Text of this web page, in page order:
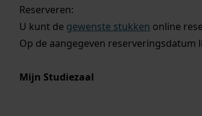
Reserveren:
U kunt de gewenste stukken online
Op de aangegeven reserveringsdatum
Mijn Studiezaal